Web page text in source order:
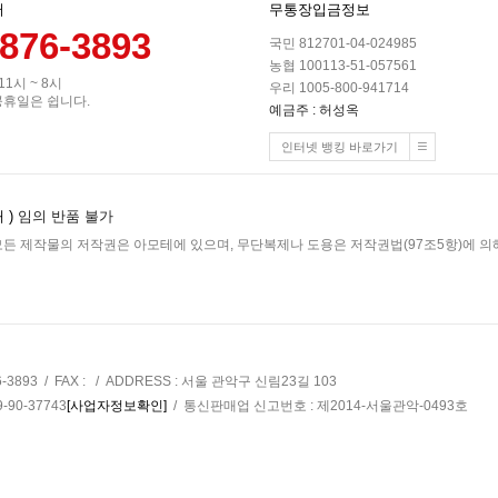
3893
시 ~ 8시
일은 쉽니다.
무통장입금정보
국민 812701-04-024985
농협 100113-51-057561
우리 1005-800-941714
예금주 : 허성옥
인터넷 뱅킹 바로가기
) 임의 반품 불가
제작물의 저작권은 아모테에 있으며, 무단복제나 도용은 저작권법(97조5항)에
/ FAX : / ADDRESS : 서울 관악구 신림23길 103
90-37743[사업자정보확인] / 통신판매업 신고번호 : 제2014-서울관악-0493호